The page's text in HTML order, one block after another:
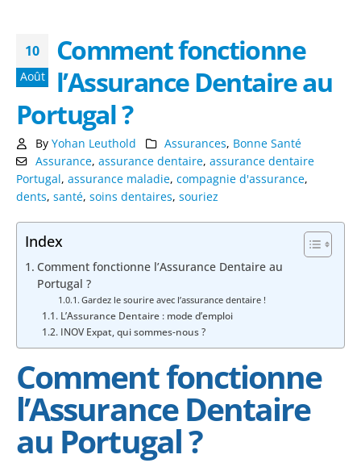
10
Août
Comment fonctionne
l’Assurance Dentaire au
Portugal ?
By Yohan Leuthold Assurances, Bonne Santé
Assurance, assurance dentaire, assurance dentaire
Portugal, assurance maladie, compagnie d'assurance,
dents, santé, soins dentaires, souriez
Index
Comment fonctionne l’Assurance Dentaire au
Portugal ?
Gardez le sourire avec l’assurance dentaire !
L’Assurance Dentaire : mode d’emploi
INOV Expat, qui sommes-nous ?
Comment fonctionne
l’Assurance Dentaire
au Portugal ?